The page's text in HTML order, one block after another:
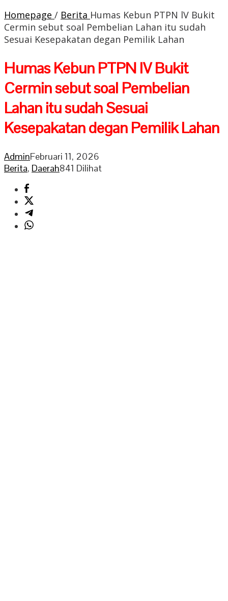
Homepage / Berita Humas Kebun PTPN lV Bukit
Cermin sebut soal Pembelian Lahan itu sudah
Sesuai Kesepakatan degan Pemilik Lahan
Humas Kebun PTPN lV Bukit
Cermin sebut soal Pembelian
Lahan itu sudah Sesuai
Kesepakatan degan Pemilik Lahan
AdminFebruari 11, 2026
Berita, Daerah841 Dilihat